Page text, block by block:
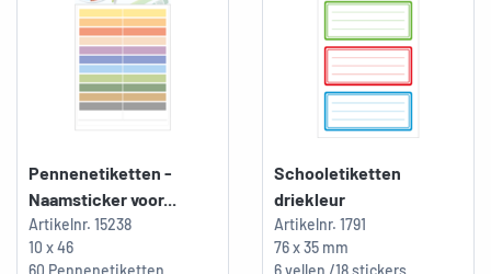
Pennenetiketten -
Naamsticker voor...
Artikelnr. 15238
10 x 46
60 Pennenetiketten
Schooletiketten
driekleur
Artikelnr. 1791
76 x 35 mm
6 vellen /18 stickers